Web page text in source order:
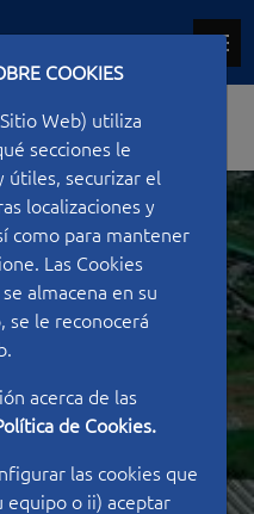
COOKIES
Web) utiliza
secciones le
útiles, securizar el
localizaciones y
como para mantener
Las Cookies
almacena en su
se le reconocerá
acerca de las
de Cookies.
las cookies que
equipo o ii) aceptar
"Eje